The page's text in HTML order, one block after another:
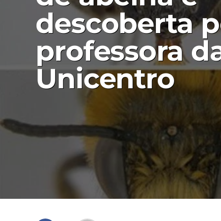
descoberta
professora
Unicentro